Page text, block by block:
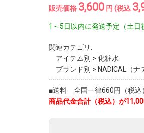
販売価格 3,600円 (税込
1～5日以内に発送予定（土日
関連カテゴリ:
アイテム別 > 化粧水
ブランド別 > NADICAL（ナ
■送料 全国一律660円（税
商品代金合計（税込）が